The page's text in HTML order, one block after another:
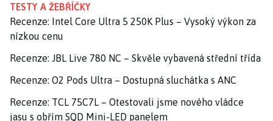
TESTY A ŽEBŘÍČKY
Recenze: Intel Core Ultra 5 250K Plus – Vysoký výkon za
nízkou cenu
Recenze: JBL Live 780 NC – Skvěle vybavená střední třída
Recenze: O2 Pods Ultra – Dostupná sluchátka s ANC
Recenze: TCL 75C7L – Otestovali jsme nového vládce
jasu s obřím SQD Mini-LED panelem